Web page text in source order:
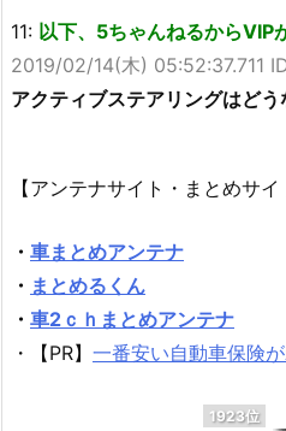
11: 以下、5ちゃんねるからVIP
2019/02/14(木) 05:52:37.711
アクティブステアリングはどう
【アンテナサイト・まとめサイ
・ 車まとめアンテナ
・ まとめるくん
・ 車2ｃｈまとめアンテナ
・【PR】 一番安い自動車保険が
1923位